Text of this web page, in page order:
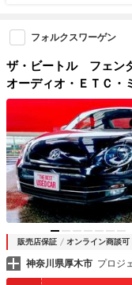
フォルクスワーゲン
ザ・ビートル フェン
オーディオ・ＥＴＣ・
販売店保証 オンライン商談可
神奈川県厚木市 プロジ